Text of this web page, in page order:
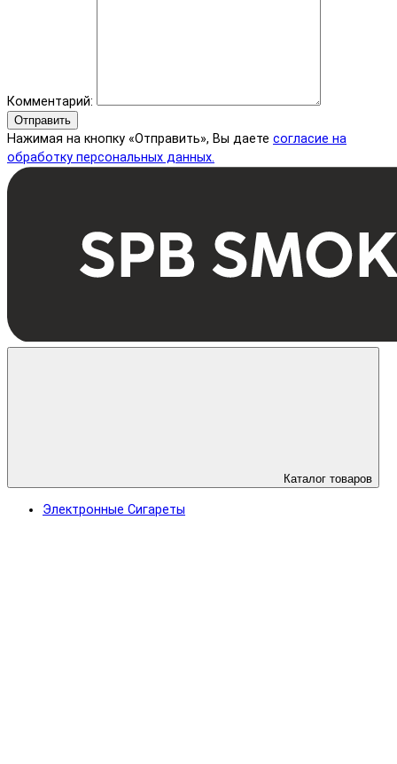
Комментарий:
Отправить
Нажимая на кнопку «Отправить», Вы даете согласие на
обработку персональных данных.
Каталог товаров
Электронные Сигареты